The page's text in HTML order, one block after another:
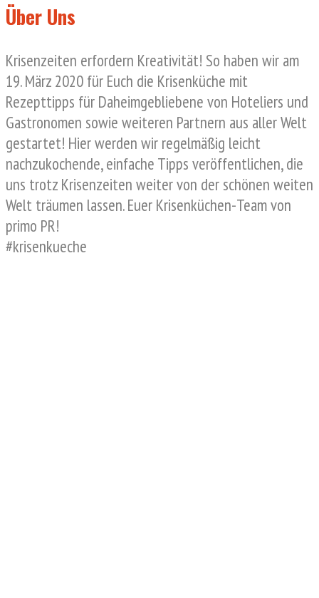
Über Uns
Krisenzeiten erfordern Kreativität! So haben wir am
19. März 2020 für Euch die Krisenküche mit
Rezepttipps für Daheimgebliebene von Hoteliers und
Gastronomen sowie weiteren Partnern aus aller Welt
gestartet! Hier werden wir regelmäßig leicht
nachzukochende, einfache Tipps veröffentlichen, die
uns trotz Krisenzeiten weiter von der schönen weiten
Welt träumen lassen. Euer Krisenküchen-Team von
primo PR!
#krisenkueche